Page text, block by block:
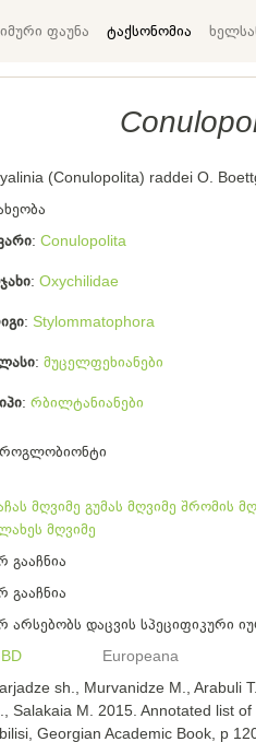
ფაუნა ტაქსონომია
(Conulopolita) raddei O.
Conulopolita
Oxychilidae
Stylommatophora
მუცელფეხიანები
რბილტანიანები
მღვიმე გუმას მღვიმე შრომის
მღვიმე
გააჩნია
გააჩნია
არსებობს დაცვის სპეციფიკური
Europeana
sh., Murvanidze M., Arabuli
Salakaia M. 2015. Annotated list
Georgian Academic Book, p